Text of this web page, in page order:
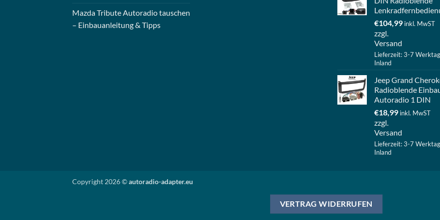
Mazda Tribute Autoradio tauschen
– Einbauanleitung & Tipps
€104,99 inkl. MwST
zzgl.
Versand
Lieferzeit: 3-7
Inland
Jeep Grand
Radioblende
Autoradio 1 DIN
€18,99 inkl. MwST
zzgl.
Versand
Lieferzeit: 3-7
Inland
Copyright 2026 ©autoradio-adapter.eu
VERTRAG WIDERRUFEN